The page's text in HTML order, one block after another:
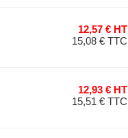
12,57 € HT
15,08 € TTC
12,93 € HT
15,51 € TTC